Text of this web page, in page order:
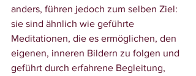
anders, führen jedoch zum selben Ziel:
sie sind ähnlich wie geführte
Meditationen, die es ermöglichen, den
eigenen, inneren Bildern zu folgen und
geführt durch erfahrene Begleitung,